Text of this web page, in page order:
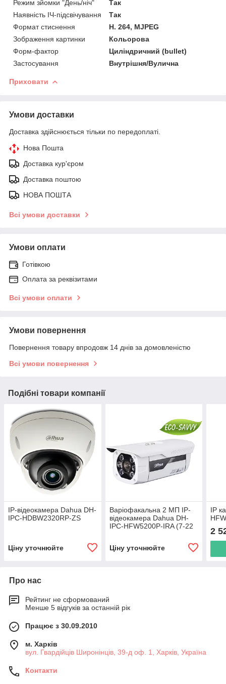
Режим зйомки "День/ніч"
Так
Наявність ІЧ-підсвічування
Так
Формат стиснення
H. 264, MJPEG
Зображення картинки
Кольорова
Форм-фактор
Циліндричний (bullet)
Застосування
Внутрішня/Вулична
Приховати
Умови доставки
Доставка здійснюється тільки по передоплаті.
Нова Пошта
Доставка кур'єром
Доставка поштою
НОВА ПОШТА
Всі умови доставки
Умови оплати
Готівкою
Оплата за реквізитами
Всі умови оплати
Умови повернення
Повернення товару впродовж 14 днів за домовленістю
Всі умови повернення
Подібні товари компанії
IP-відеокамера Dahua DH-
IPC-HDBW2320RP-ZS
Ціну уточнюйте
Варіофакальна 2 МП IP-
відеокамера Dahua DH-
IPC-HFW5200P-IRA (7-22
Ціну уточнюйте
IP
2
Про нас
Рейтинг не сформований
Менше 5 відгуків за останній рік
Працює з 30.09.2010
м. Харків
вул. Гвардійців Широнінців, 39-д оф. 1, Харків, Україна
Контакти